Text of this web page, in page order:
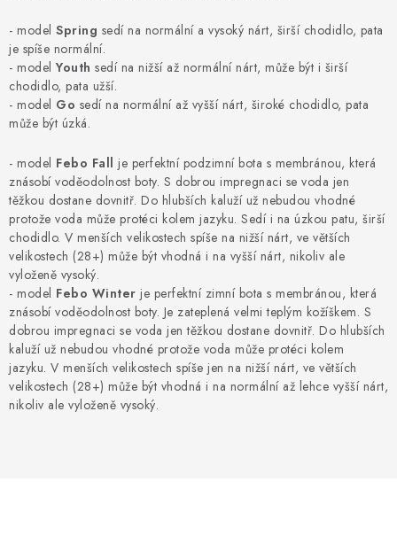
Kontakty a kamenná prodejna
Hodnocení obchodu
Vrácení a reklamace
Doprava a platba
Obchodní podmínky
- model Spring sedí na normální a vysoký nárt, širší chodidlo, pata
je spíše normální.
- model Youth sedí na nižší až normální nárt, může být i širší
chodidlo, pata užší.
- model Go sedí na normální až vyšší nárt, široké chodidlo, pata
může být úzká.
- model Febo Fall je perfektní podzimní bota s membránou, která
znásobí voděodolnost boty. S dobrou impregnaci se voda jen
těžkou dostane dovnitř. Do hlubších kaluží už nebudou vhodné
protože voda může protéci kolem jazyku. Sedí i na úzkou patu, širší
chodidlo. V menších velikostech spíše na nižší nárt, ve větších
velikostech (28+) může být vhodná i na vyšší nárt, nikoliv ale
vyloženě vysoký.
- model Febo Winter je perfektní zimní bota s membránou, která
znásobí voděodolnost boty. Je zateplená velmi teplým kožíškem. S
dobrou impregnaci se voda jen těžkou dostane dovnitř. Do hlubších
kaluží už nebudou vhodné protože voda může protéci kolem
jazyku. V menších velikostech spíše jen na nižší nárt, ve větších
velikostech (28+) může být vhodná i na normální až lehce vyšší nárt,
nikoliv ale vyloženě vysoký.